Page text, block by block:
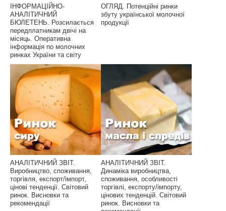
ІНФОРМАЦІЙНО-
АНАЛІТИЧНИЙ
БЮЛЕТЕНЬ. Розсилається
передплатникам двічі на
місяць. Оперативна
інформація по молочних
ринках України та світу
ОГЛЯД. Потенційні ринки
збуту української молочної
продукції
АНАЛІТИЧНИЙ ЗВІТ.
Виробництво, споживання,
торгівля, експорт/імпорт,
цінові тенденції. Світовий
ринок. Висновки та
рекомендації
АНАЛІТИЧНИЙ ЗВІТ.
Динаміка виробництва,
споживання, особливості
торгівлі, експорту/імпорту,
цінових тенденцій. Світовий
ринок. Висновки та